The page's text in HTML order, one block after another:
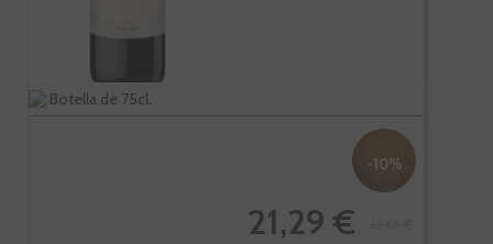
Botella de 75cl.
-10%
21,29 €